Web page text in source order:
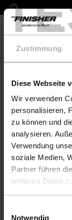
Zustimmung
Diese Webseite
Wir verwenden
personalisieren,
zu können und
analysieren.
Verwendung
soziale Medien,
Partner führen
weiteren Daten
Einstellungen zu
Notwendig